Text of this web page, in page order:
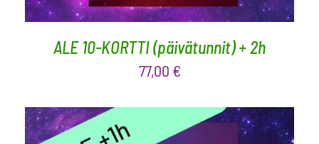
ALE 10-KORTTI (päivätunnit) + 2h
77,00 €